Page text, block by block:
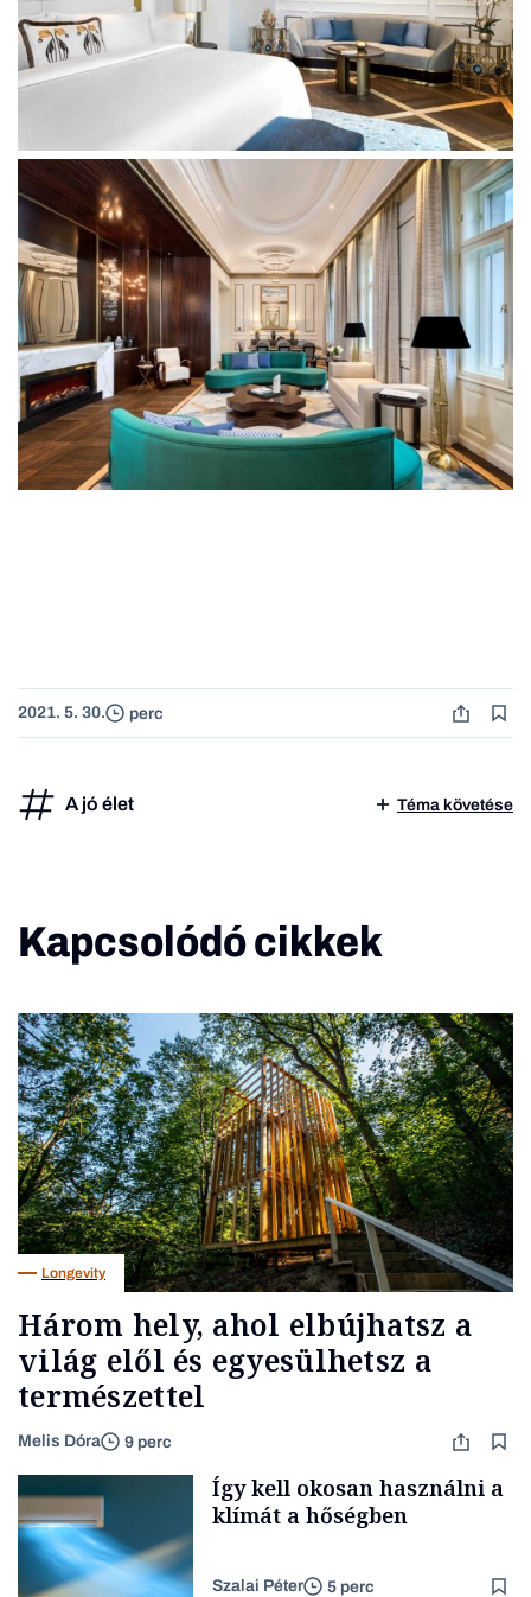
2021. 5. 30. perc
A jó élet Téma követése
Kapcsolódó cikkek
Longevity
Három hely, ahol elbújhatsz a
világ elől és egyesülhetsz a
természettel
Melis Dóra 9 perc
Így kell okosan használni a
klímát a hőségben
Szalai Péter 5 perc